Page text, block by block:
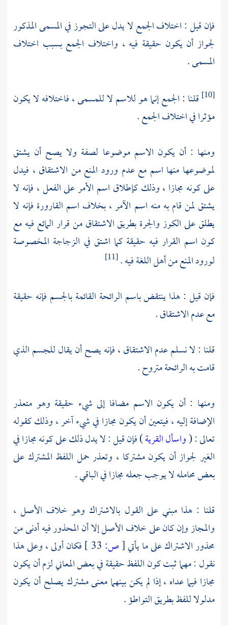
فإن قيل : اختلاف الجمع لا يدل على التجوز في المسمى المذكور
لجواز أن يكون حقيقة فيه ، واختلاف الجمع بسبب اختلاف
المسمى .
[10]
قلنا : الجمع إنما هو للاسم لا للمسمى ، فاختلافه لا يكون
مؤثرا في اختلاف الجمع .
ومنها : أن يكون الاسم موضوعا لصفة ولا يصح أن يشتق
لموضوعها منها اسم مع عدم ورود المنع من الاشتقاق ، فيدل
على كونه مجازا ، وذلك كإطلاق اسم الأمر على الفعل ، فإنه لا
يشتق لمن قام به منه اسم الآمر ، بخلاف اسم القارورة فإنه لا
يطلق على الكوز والجرة بطريق الاشتقاق من قرار المائع فيه مع
كون اسم القرار فيه حقيقة كما اشتق في الزجاجة المخصوصة
لورود المنع من أهل اللغة فيه .[11]
فإن قيل : هذا ينتقض باسم الرائحة القائمة بالجسم فإنه حقيقة
مع عدم الاشتقاق .
قلنا : لا نسلم عدم الاشتقاق ، فإنه يصح أن يقال للجسم الذي
قامت به الرائحة متروح .
ومنها : أن يكون الاسم مضافا إلى شيء حقيقة وهو متعذر
الإضافة إليه ، فيتعين أن يكون مجازا في شيء آخر ، وذلك كقوله
تعالى : (واسأل القرية) فإن قيل : لا يدل ذلك على كونه مجازا في
الغير لجواز أن يكون مشتركا ، وتعذر حمل اللفظ المشترك على
بعض محامله لا يوجب جعله مجازا في الباقي .
قلنا : هذا مبني على القول بالاشتراك وهو خلاف الأصل ،
والمجاز وإن كان على خلاف الأصل إلا أن المحذور فيه أدنى من
محذور الاشتراك على ما يأتي[ص:
فكان أولى ، وعلى هذا
نقول : مهما ثبت كون اللفظ حقيقة في بعض المعاني لزم أن يكون
مجازا فيما عداه ، إذا لم يكن بينهما معنى مشترك يصلح أن يكون
مدلولا للفظ بطريق التواطؤ .